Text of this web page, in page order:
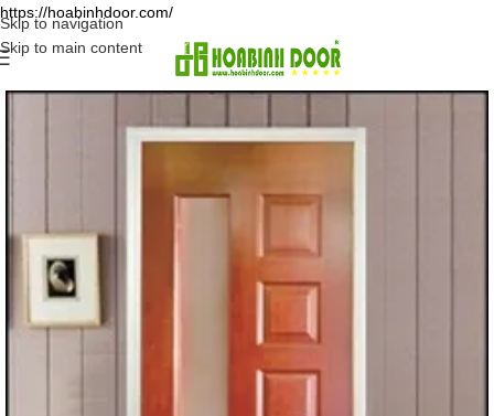
https://hoabinhdoor.com/
Skip to navigation
Skip to main content